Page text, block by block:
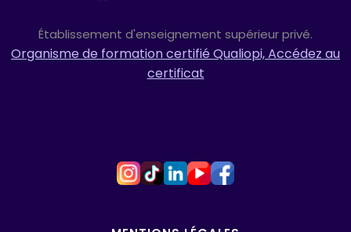
Établissement d'enseignement supérieur privé.
Organisme de formation certifié Qualiopi, Accédez au
certificat